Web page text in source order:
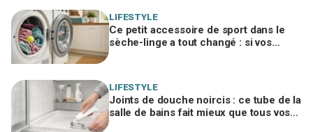
LIFESTYLE
Ce petit accessoire de sport dans le
sèche-linge a tout changé : si vos
LIFESTYLE
Joints de douche noircis : ce tube de la
salle de bains fait mieux que tous vos